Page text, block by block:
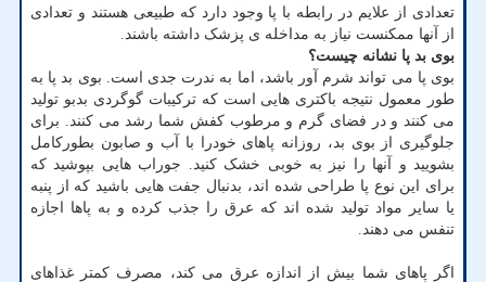
تعدادی از علایم در رابطه با پا وجود دارد که طبیعی هستند و تعدادی
از آنها ممکنست نیاز به مداخله ی پزشک داشته باشند.
بوی بد پا نشانه چیست؟
بوی پا می تواند شرم آور باشد، اما به ندرت جدی است. بوی بد پا به
طور معمول نتیجه باکتری هایی است که ترکیبات گوگردی بدبو تولید
می کنند و در فضای گرم و مرطوب کفش شما رشد می کنند. برای
جلوگیری از بوی بد، روزانه پاهای خودرا با آب و صابون بطورکامل
بشویید و آنها را نیز به خوبی خشک کنید. جوراب هایی بپوشید که
برای این نوع پا طراحی شده اند، بدنبال جفت هایی باشید که از پنبه
یا سایر مواد تولید شده اند که عرق را جذب کرده و به پاها اجازه
تنفس می دهند.
اگر پاهای شما بیش از اندازه عرق می کند، مصرف کمتر غذاهای